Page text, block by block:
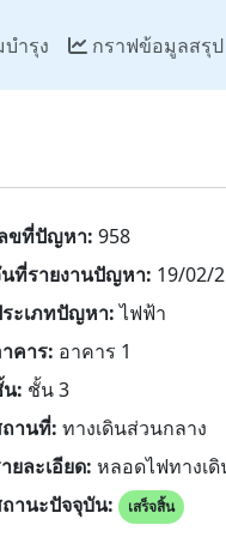
ำรุง กราฟข้อมูลสรุป
ขที่ปัญหา: 958
ที่รายงานปัญหา: 19/02/
ะเภทปัญหา:ไฟฟ้า
คาร: อาคาร 1
: ชั้น 3
านที่: ทางเดินส่วนกลาง
ยละเอียด: หลอดไฟทางเ
านะปัจจุบัน:
เสร็จสิ้น